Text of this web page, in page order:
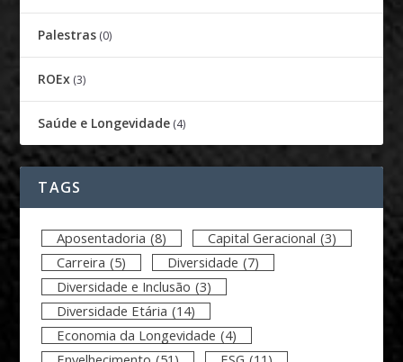
Palestras (0)
ROEx (3)
Saúde e Longevidade (4)
TAGS
Aposentadoria (8) Capital Geracional (3)
Carreira (5) Diversidade (7)
Diversidade e Inclusão (3)
Diversidade Etária (14)
Economia da Longevidade (4)